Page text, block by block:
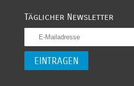
Täglicher Newsletter